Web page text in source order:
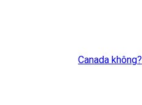
Canada không?